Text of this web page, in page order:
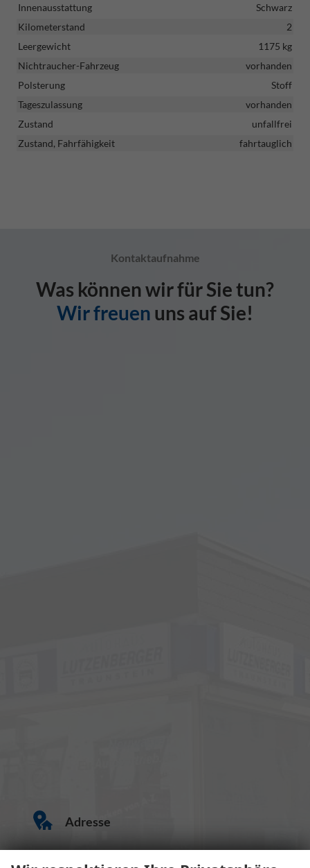
Innenausstattung
Schwarz
Kilometerstand
2
Leergewicht
1175 kg
Nichtraucher-Fahrzeug
vorhanden
Polsterung
Stoff
Tageszulassung
vorhanden
Zustand
unfallfrei
Zustand, Fahrfähigkeit
fahrtauglich
Kontaktaufnahme
Was können wir für Sie tun?
Wir freuen uns auf Sie!
Adresse